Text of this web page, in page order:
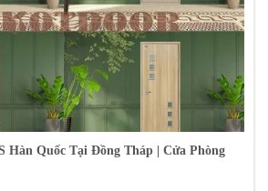
Hàn Quốc Tại Đồng Tháp | Cửa Phòng